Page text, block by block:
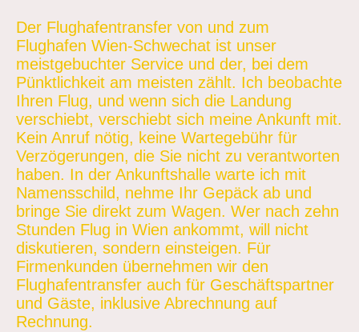
Der Flughafentransfer von und zum
Flughafen Wien-Schwechat ist unser
meistgebuchter Service und der, bei dem
Pünktlichkeit am meisten zählt. Ich beobachte
Ihren Flug, und wenn sich die Landung
verschiebt, verschiebt sich meine Ankunft mit.
Kein Anruf nötig, keine Wartegebühr für
Verzögerungen, die Sie nicht zu verantworten
haben. In der Ankunftshalle warte ich mit
Namensschild, nehme Ihr Gepäck ab und
bringe Sie direkt zum Wagen. Wer nach zehn
Stunden Flug in Wien ankommt, will nicht
diskutieren, sondern einsteigen. Für
Firmenkunden übernehmen wir den
Flughafentransfer auch für Geschäftspartner
und Gäste, inklusive Abrechnung auf
Rechnung.